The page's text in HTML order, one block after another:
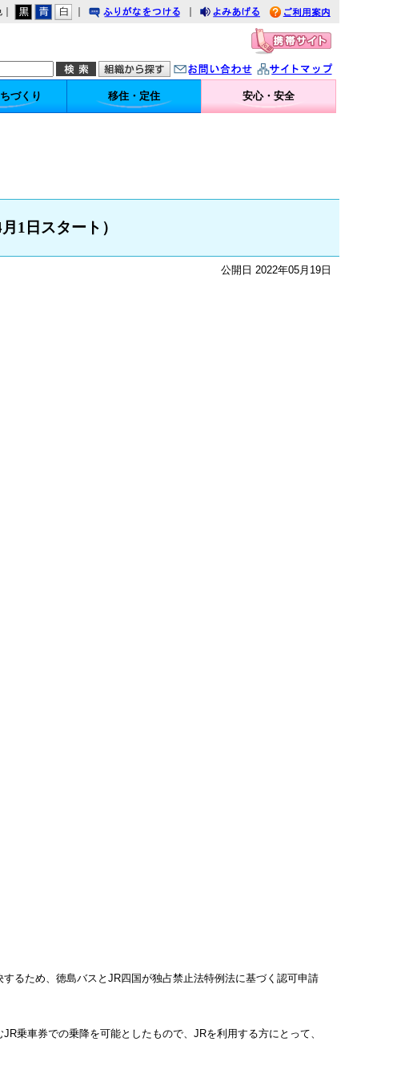
みあげる
利用案内
問い合わせ イトマップ
づくり 移住・定住 安心・安全
1日スタート）
公開日 2022年05月19日
るため、徳島バスとJR四国が独占禁止法特例法に基づく認可申請
乗車券での乗降を可能としたもので、JRを利用する方にとって、